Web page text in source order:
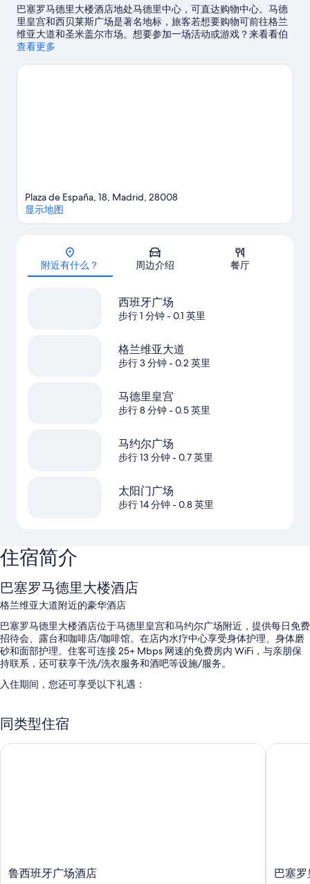
巴塞罗马德里大楼酒店地处马德里中心，可直达购物中心。马德
里皇宫和西贝莱斯广场是著名地标，旅客若想要购物可前往格兰
维亚大道和圣米盖尔市场。想要参加一场活动或游戏？来看看伯
纳乌球场或Movistar竞技场都有哪些好玩的。酒店拥有优越的地
便利的公共交通：距离西班牙广场站仅数步之遥，步行前往温图
查看更多
地图
Plaza de España, 18, Madrid, 28008
显示地图
附近有什么？ 周边介绍 餐厅
西班牙广场
步行 1 分钟- 0.1 英里
格兰维亚大道
步行 3 分钟- 0.2 英里
马德里皇宫
步行 8 分钟- 0.5 英里
马约尔广场
步行 13 分钟- 0.7 英里
太阳门广场
步行 14 分钟- 0.8 英里
住宿简介
巴塞罗马德里大楼酒店
格兰维亚大道附近的豪华酒店
巴塞罗马德里大楼酒店位于马德里皇宫和马约尔广场附近，提供每日免费
招待会、露台和咖啡店/咖啡馆。在店内水疗中心享受身体护理、身体磨
砂和面部护理。住客可连接 25+ Mbps 网速的免费房内 WiFi，与亲朋保
持联系，还可获享干洗/洗衣服务和酒吧等设施/服务。
入住期间，您还可享受以下礼遇：
自助式早餐（收费）、自助停车（收费）和往返机场班车（收费）
婚庆服务、接待大厅和24 小时前台服务
其他的设施/服务还包括：
同类型住宿
鲁
鲁西班牙广场酒店
鲁西班牙广场酒店
巴
巴塞
巴塞罗